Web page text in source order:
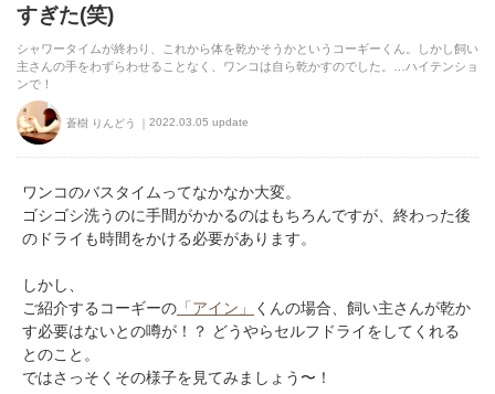
すぎた(笑)
シャワータイムが終わり、これから体を乾かそうかというコーギーくん。しかし飼い
主さんの手をわずらわせることなく、ワンコは自ら乾かすのでした。…ハイテンショ
ンで！
蒼樹 りんどう 2022.03.05 update
ワンコのバスタイムってなかなか大変。
ゴシゴシ洗うのに手間がかかるのはもちろんですが、終わった後
のドライも時間をかける必要があります。
しかし、
ご紹介するコーギーの 「アイン」
くんの場合、飼い主さんが乾か
す必要はないとの噂が！？ どうやらセルフドライをしてくれる
とのこと。
ではさっそくその様子を見てみましょう〜！